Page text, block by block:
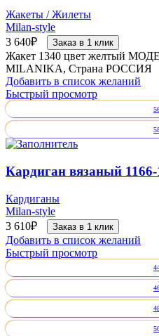
Жакеты / Жилеты
Milan-style
3 640₽ Заказ в 1 клик
Жакет 1340 цвет желтый
MILANIKA, Страна РОССИЯ
Добавить в список желаний
Быстрый просмотр
Кардиган вязаный
Кардиганы
Milan-style
3 610₽ Заказ в 1 клик
Добавить в список желаний
Быстрый просмотр